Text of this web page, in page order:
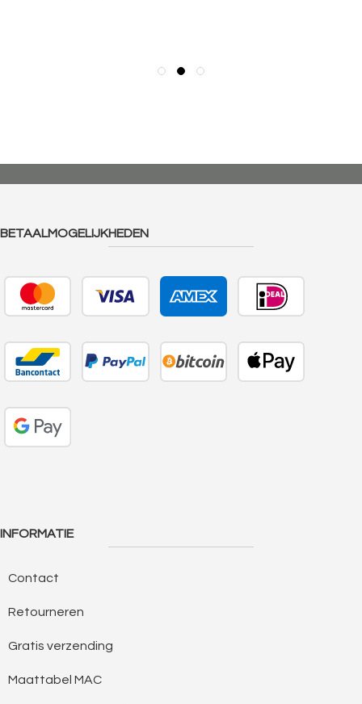
BETAALMOGELIJKHEDEN
INFORMATIE
Contact
Retourneren
Gratis verzending
Maattabel MAC